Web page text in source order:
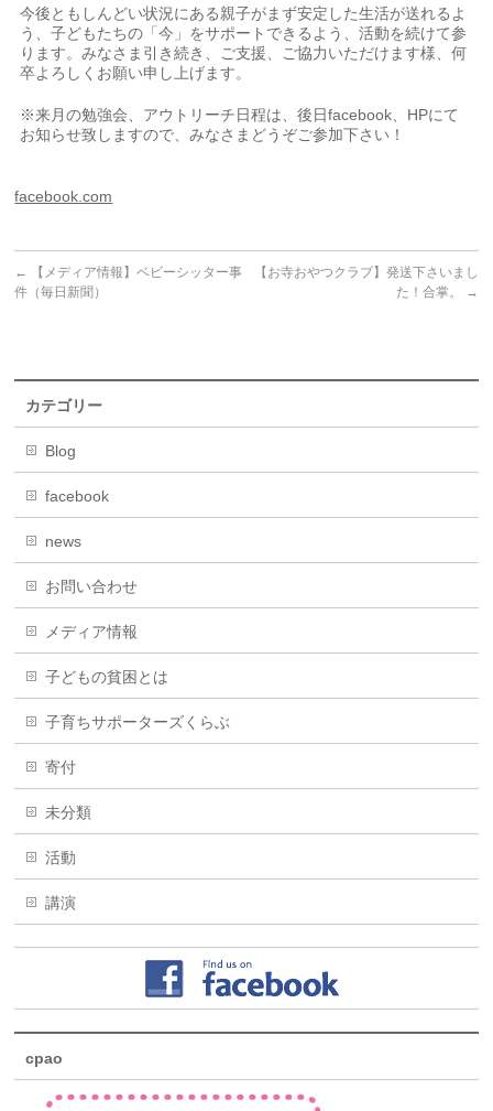
今後ともしんどい状況にある親子がまず安定した生活が送れるよ
う、子どもたちの「今」をサポートできるよう、活動を続けて参
ります。みなさま引き続き、ご支援、ご協力いただけます様、何
卒よろしくお願い申し上げます。
※来月の勉強会、アウトリーチ日程は、後日facebook、HPにて
お知らせ致しますので、みなさまどうぞご参加下さい！
facebook.com
←
【メディア情報】ベビーシッター事
件（毎日新聞）
【お寺おやつクラブ】発送下さいまし
た！合掌。
→
カテゴリー
Blog
facebook
news
お問い合わせ
メディア情報
子どもの貧困とは
子育ちサポーターズくらぶ
寄付
未分類
活動
講演
cpao